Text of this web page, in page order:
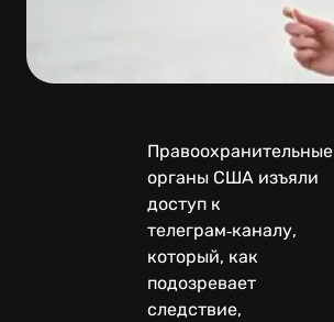
Правоохранительные
органы США изъяли
доступ к
телеграм‑каналу,
который, как
подозревает
следствие,